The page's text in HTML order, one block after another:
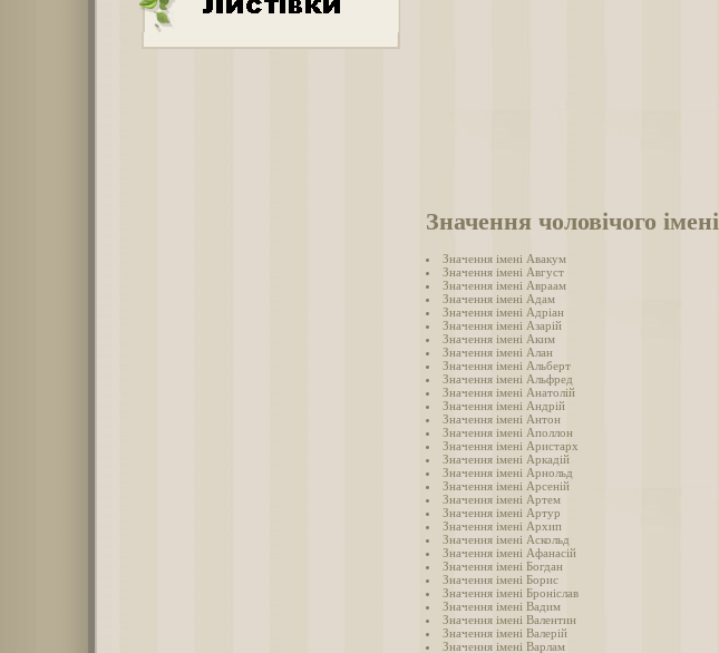
Значення чоловічого імені
Значення імені Авакум
Значення імені Август
Значення імені Авраам
Значення імені Адам
Значення імені Адріан
Значення імені Азарій
Значення імені Аким
Значення імені Алан
Значення імені Альберт
Значення імені Альфред
Значення імені Анатолій
Значення імені Андрій
Значення імені Антон
Значення імені Аполлон
Значення імені Аристарх
Значення імені Аркадій
Значення імені Арнольд
Значення імені Арсеній
Значення імені Артем
Значення імені Артур
Значення імені Архип
Значення імені Аскольд
Значення імені Афанасій
Значення імені Богдан
Значення імені Борис
Значення імені Броніслав
Значення імені Вадим
Значення імені Валентин
Значення імені Валерій
Значення імені Варлам